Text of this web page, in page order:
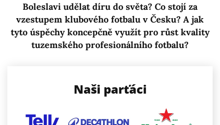
Boleslavi udělat díru do světa? Co stojí za
vzestupem klubového fotbalu v Česku? A jak
tyto úspěchy koncepčně využít pro růst kvality
tuzemského profesionálního fotbalu?
Naši parťáci